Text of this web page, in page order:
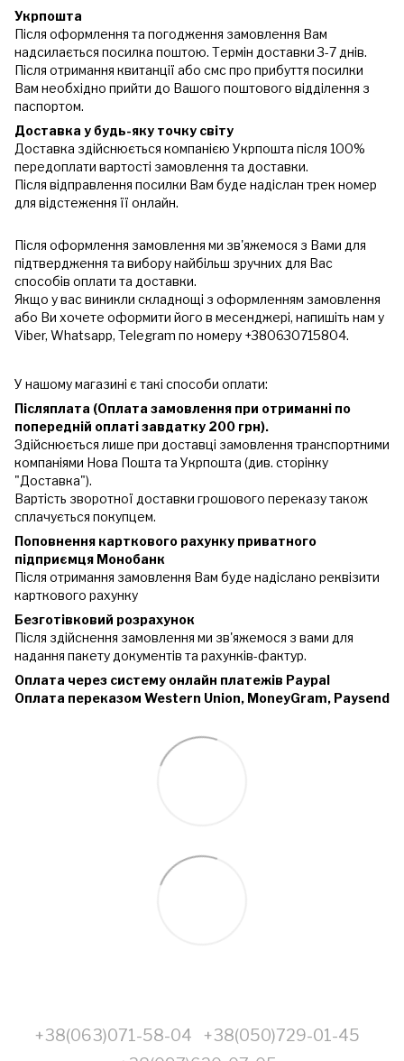
Укрпошта
Після оформлення та погодження замовлення Вам
надсилається посилка поштою. Термін доставки 3-7 днів.
Після отримання квитанції або смс про прибуття посилки
Вам необхідно прийти до Вашого поштового відділення з
паспортом.
Доставка у будь-яку точку світу
Доставка здійснюється компанією Укрпошта після 100%
передоплати вартості замовлення та доставки.
Після відправлення посилки Вам буде надіслан трек номер
для відстеження її онлайн.
Після оформлення замовлення ми зв'яжемося з Вами для
підтвердження та вибору найбільш зручних для Вас
способів оплати та доставки.
Якщо у вас виникли складнощі з оформленням замовлення
або Ви хочете оформити його в месенджері, напишіть нам у
Viber, Whatsapp, Telegram по номеру +380630715804.
У нашому магазині є такі способи оплати:
Післяплата (Оплата замовлення при отриманні по
попередній оплаті завдатку 200 грн).
Здійснюється лише при доставці замовлення транспортними
компаніями Нова Пошта та Укрпошта (див. сторінку
"Доставка").
Вартість зворотної доставки грошового переказу також
сплачується покупцем.
Поповнення карткового рахунку приватного
підприємця Монобанк
Після отримання замовлення Вам буде надіслано реквізити
карткового рахунку
Безготівковий розрахунок
Після здійснення замовлення ми зв'яжемося з вами для
надання пакету документів та рахунків-фактур.
Оплата через систему онлайн платежів Paypal
Оплата переказом Western Union, MoneyGram, Paysend
+38(063)071-58-04
+38(050)729-01-45